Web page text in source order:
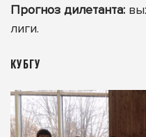
Прогноз дилетанта:
лиги.
КУБГУ